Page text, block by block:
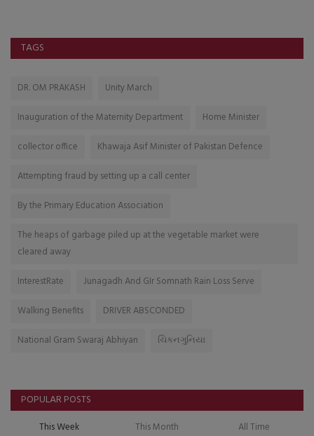
TAGS
DR. OM PRAKASH
Unity March
Inauguration of the Maternity Department
Home Minister
collector office
Khawaja Asif Minister of Pakistan Defence
Attempting fraud by setting up a call center
By the Primary Education Association
The heaps of garbage piled up at the vegetable market were
cleared away
InterestRate
Junagadh And GIr Somnath Rain Loss Serve
Walking Benefits
DRIVER ABSCONDED
National Gram Swaraj Abhiyan
ચિકનગુનિયા
POPULAR POSTS
This Week This Month All Time